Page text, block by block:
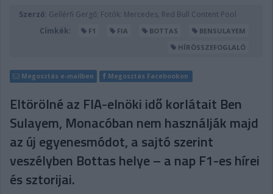
Szerző: Gellérfi Gergő; Fotók: Mercedes, Red Bull Content Pool
Címkék:
F1 FIA BOTTAS
BENSULAYEM
HÍRÖSSZEFOGLALÓ
Megosztás e-mailben Megosztás Facebookon
Eltörölné az FIA-elnöki idő korlátait Ben
Sulayem, Monacóban nem használják majd
az új egyenesmódot, a sajtó szerint
veszélyben Bottas helye – a nap F1-es hírei
és sztorijai.